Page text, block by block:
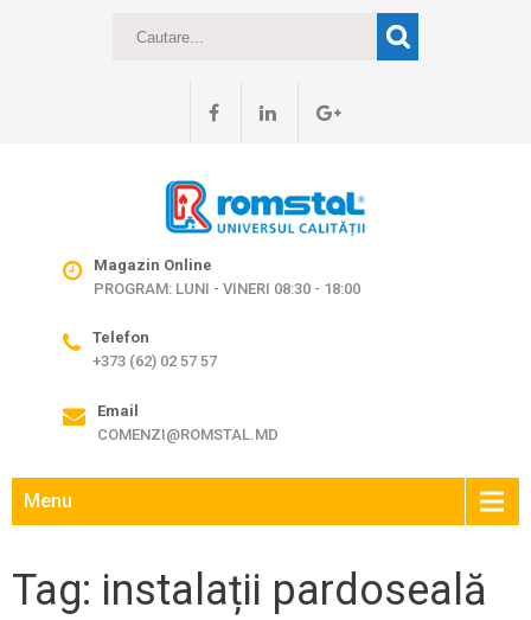
Magazin Online
PROGRAM: LUNI - VINERI 08:30 - 18:00
Telefon
+373 (62) 02 57 57
Email
COMENZI@ROMSTAL.MD
Menu
Tag: instalații pardoseală